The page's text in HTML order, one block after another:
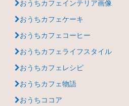
おうちカフェインテリア画像
おうちカフェケーキ
おうちカフェコーヒー
おうちカフェライフスタイル
おうちカフェレシピ
おうちカフェ物語
おうちココア